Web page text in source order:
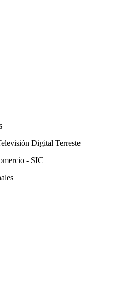
Digital Terreste
- SIC